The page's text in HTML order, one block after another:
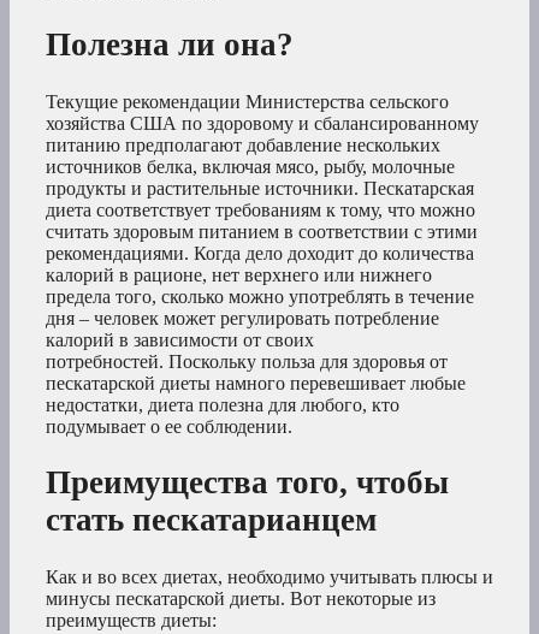
Полезна ли она?
Текущие рекомендации Министерства сельского
хозяйства США по здоровому и сбалансированному
питанию предполагают добавление нескольких
источников белка, включая мясо, рыбу, молочные
продукты и растительные источники. Пескатарская
диета соответствует требованиям к тому, что можно
считать здоровым питанием в соответствии с этими
рекомендациями. Когда дело доходит до количества
калорий в рационе, нет верхнего или нижнего
предела того, сколько можно употреблять в течение
дня – человек может регулировать потребление
калорий в зависимости от своих
потребностей. Поскольку польза для здоровья от
пескатарской диеты намного перевешивает любые
недостатки, диета полезна для любого, кто
подумывает о ее соблюдении.
Преимущества того, чтобы
стать пескатарианцем
Как и во всех диетах, необходимо учитывать плюсы и
минусы пескатарской диеты. Вот некоторые из
преимуществ диеты: